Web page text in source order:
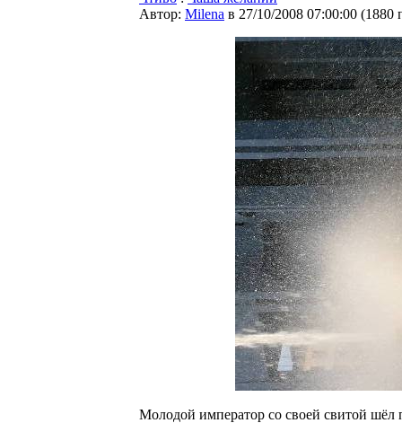
Автор: Milena в 27/10/2008 07:00:00 (1880
Молодой император со своей свитой шёл